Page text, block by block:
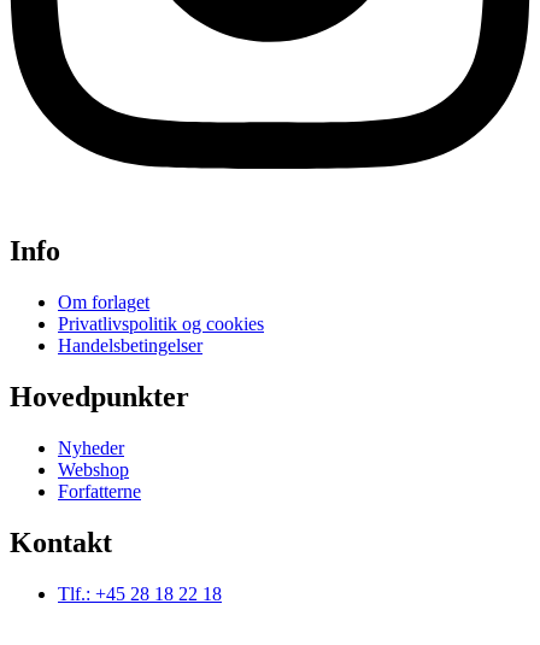
Info
Om forlaget
Privatlivspolitik og cookies
Handelsbetingelser
Hovedpunkter
Nyheder
Webshop
Forfatterne
Kontakt
Tlf.: +45 28 18 22 18